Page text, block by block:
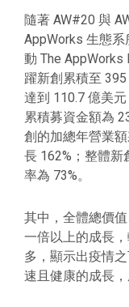
隨著 AW#20 與
AppWorks 生態
動 The
躍新創累積至
達到 110.7 億美
累積募資金額為
創的加總年營業
長 162%；整體新
率為 73%。
其中，全體總價
一倍以上的成長
多，顯示出疫情
速且健康的成長